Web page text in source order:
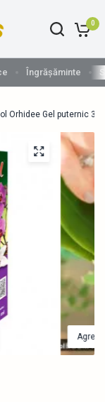
0
Îngrășăminte
Orhidee Gel puternic 30